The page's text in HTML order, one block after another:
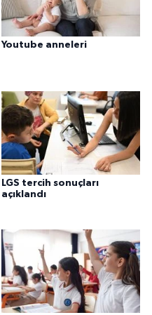
Youtube anneleri
LGS tercih sonuçları
açıklandı